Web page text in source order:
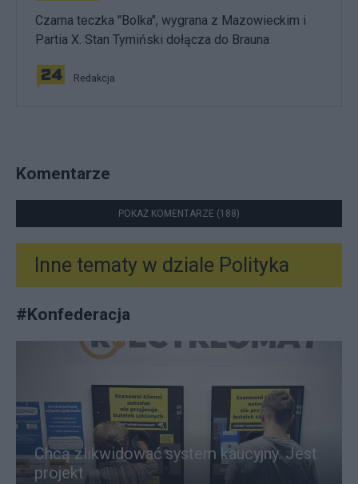
Czarna teczka "Bolka", wygrana z Mazowieckim i
Partia X. Stan Tymiński dołącza do Brauna
Redakcja
Komentarze
POKAŻ KOMENTARZE (188)
Inne tematy w dziale Polityka
#Konfederacja
Chcą zlikwidować system kaucyjny. Jest
projekt